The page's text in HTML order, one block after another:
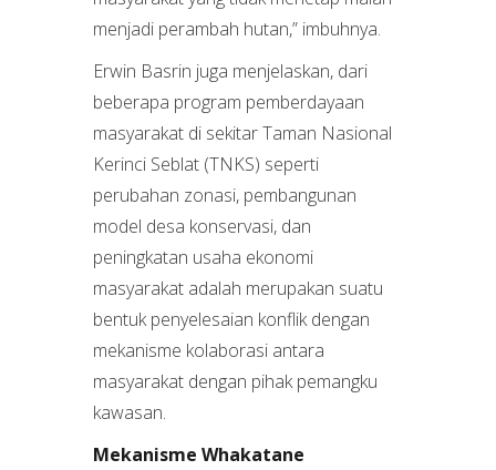
menjadi perambah hutan,” imbuhnya.
Erwin Basrin juga menjelaskan, dari
beberapa program pemberdayaan
masyarakat di sekitar Taman Nasional
Kerinci Seblat (TNKS) seperti
perubahan zonasi, pembangunan
model desa konservasi, dan
peningkatan usaha ekonomi
masyarakat adalah merupakan suatu
bentuk penyelesaian konflik dengan
mekanisme kolaborasi antara
masyarakat dengan pihak pemangku
kawasan.
Mekanisme Whakatane